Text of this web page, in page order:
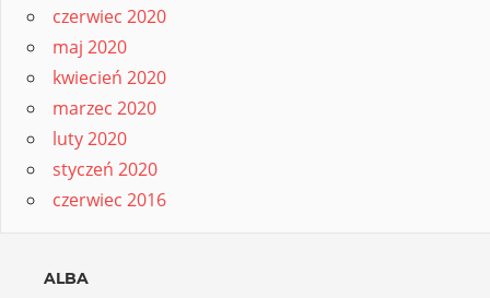
czerwiec 2020
maj 2020
kwiecień 2020
marzec 2020
luty 2020
styczeń 2020
czerwiec 2016
ALBA